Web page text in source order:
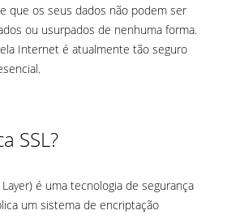
que os seus dados não podem ser
ou usurpados de nenhuma forma.
Internet é atualmente tão seguro
SSL?
é uma tecnologia de segurança
um sistema de encriptação